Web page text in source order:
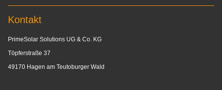
Kontakt
PrimeSolar Solutions UG & Co. KG
Töpferstraße 37
49170 Hagen am Teutoburger Wald